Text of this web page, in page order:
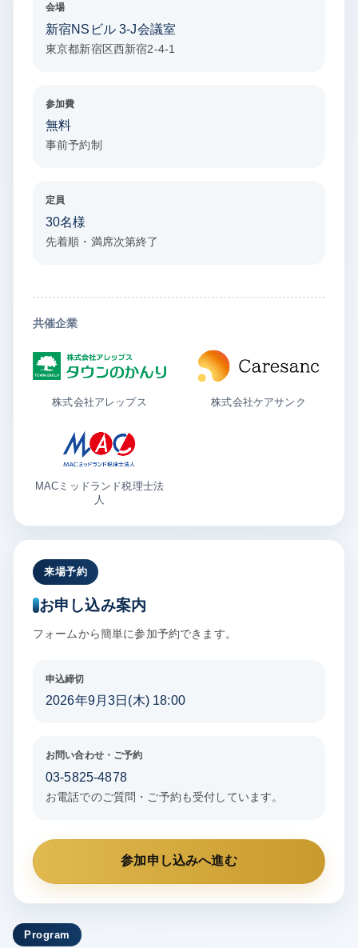
会場
新宿NSビル 3-J会議室
東京都新宿区西新宿2-4-1
参加費
無料
事前予約制
定員
30名様
先着順・満席次第終了
共催企業
株式会社アレップス 株式会社ケアサンク
MACミッドランド税理士法
人
来場予約
お申し込み案内
フォームから簡単に参加予約できます。
申込締切
2026年9月3日(木) 18:00
お問い合わせ・ご予約
03-5825-4878
お電話でのご質問・ご予約も受付しています。
参加申し込みへ進む
Program